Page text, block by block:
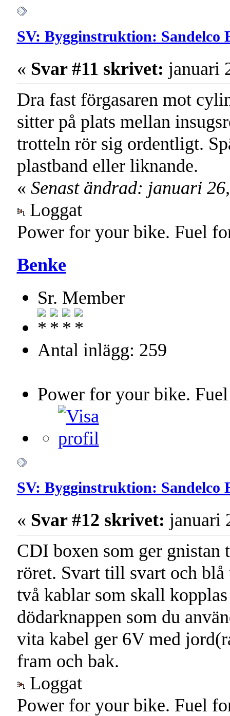
SV: Bygginstruktion: Sandelco
« Svar #11 skrivet: januari
Dra fast förgasaren mot
sitter på plats mellan
trotteln rör sig ordentligt.
plastband eller liknande.
« Senast ändrad: januari
Loggat
Power for your bike. Fuel
Benke
Sr. Member
Antal inlägg: 259
Power for your bike.
SV: Bygginstruktion: Sandelco
« Svar #12 skrivet: januari
CDI boxen som ger
röret. Svart till svart och
två kablar som skall
dödarknappen som du
vita kabel ger 6V med
fram och bak.
Loggat
Power for your bike. Fuel